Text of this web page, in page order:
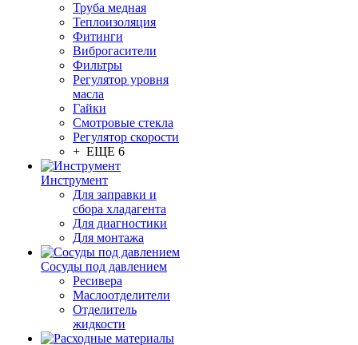
Труба медная
Теплоизоляция
Фитинги
Виброгасители
Фильтры
Регулятор уровня
масла
Гайки
Смотровые стекла
Регулятор скорости
+ ЕЩЕ 6
Инструмент
Для заправки и
сбора хладагента
Для диагностики
Для монтажа
Сосуды под давлением
Ресивера
Маслоотделители
Отделитель
жидкости